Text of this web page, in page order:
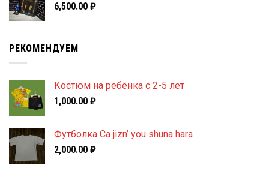
6,500.00 ₽
РЕКОМЕНДУЕМ
Костюм на ребёнка с 2-5 лет
1,000.00 ₽
Футболка Ca jizn’ you shuna hara
2,000.00 ₽